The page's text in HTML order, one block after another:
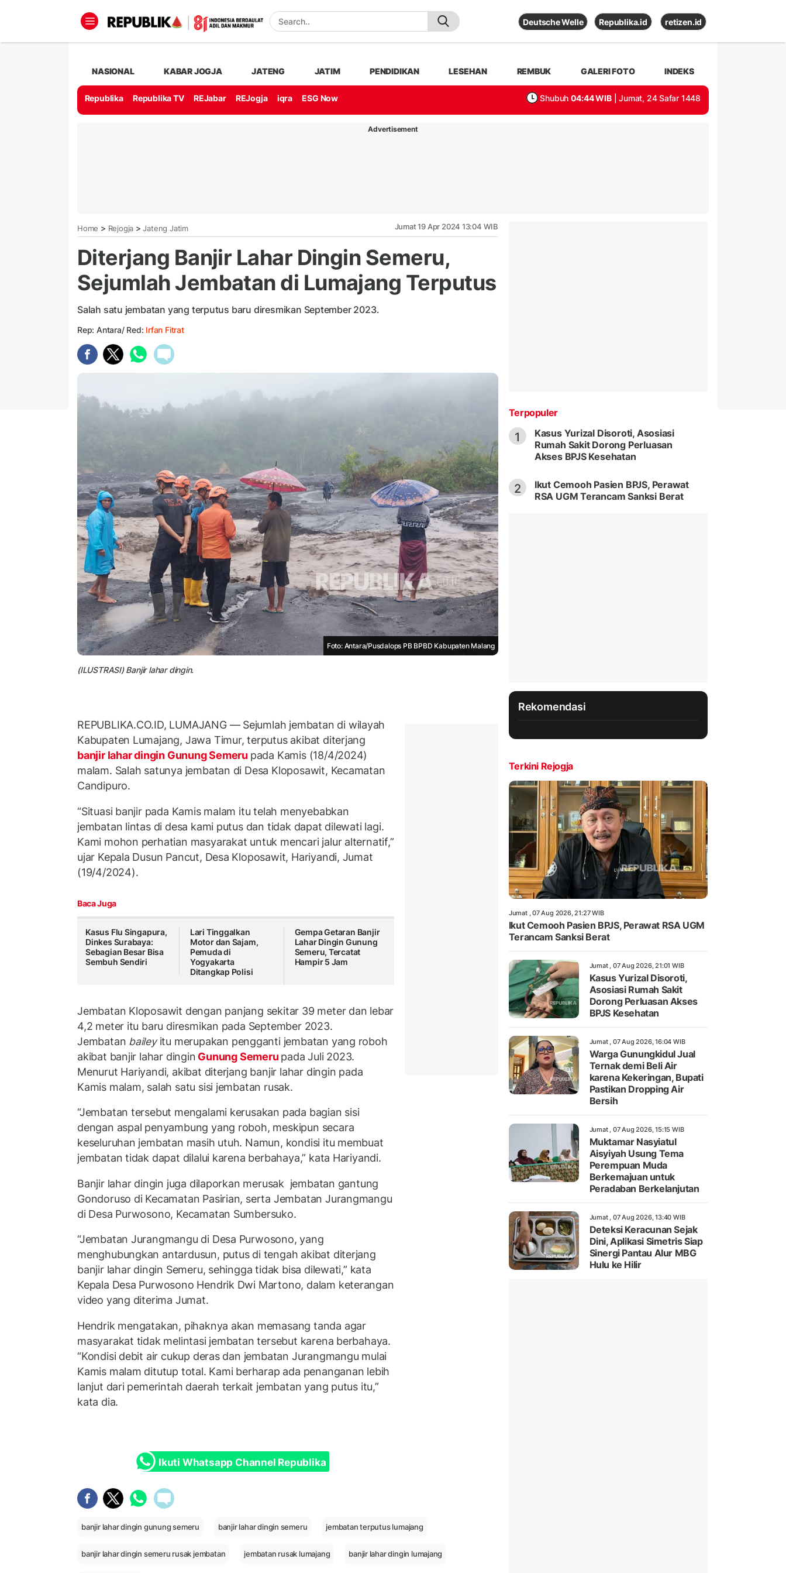
Deutsche Welle Republika.id retizen.id
NASIONAL KABAR JOGJA JATENG JATIM PENDIDIKAN LESEHAN REMBUK GALERI FOTO INDEKS
Republika Republika TV REJabar REJogja iqra ESG Now Shubuh 04:44 WIB | Jumat, 24 Safar 1448
Advertisement
Home > Rejogja > Jateng Jatim Jumat 19 Apr 2024 13:04 WIB
Diterjang Banjir Lahar Dingin Semeru,
Sejumlah Jembatan di Lumajang Terputus
Salah satu jembatan yang terputus baru diresmikan September 2023.
Rep: Antara/ Red: Irfan Fitrat
Foto: Antara/Pusdalops PB BPBD Kabupaten Malang
(ILUSTRASI) Banjir lahar dingin.
REPUBLIKA.CO.ID, LUMAJANG — Sejumlah jembatan di wilayah
Kabupaten Lumajang, Jawa Timur, terputus akibat diterjang
banjir lahar dingin Gunung Semeru pada Kamis (18/4/2024)
malam. Salah satunya jembatan di Desa Kloposawit, Kecamatan
Candipuro.
“Situasi banjir pada Kamis malam itu telah menyebabkan
jembatan lintas di desa kami putus dan tidak dapat dilewati lagi.
Kami mohon perhatian masyarakat untuk mencari jalur alternatif,”
ujar Kepala Dusun Pancut, Desa Kloposawit, Hariyandi, Jumat
(19/4/2024).
Baca Juga
Kasus Flu Singapura,
Dinkes Surabaya:
Sebagian Besar Bisa
Sembuh Sendiri
Lari Tinggalkan
Motor dan Sajam,
Pemuda di
Yogyakarta
Ditangkap Polisi
Gempa Getaran Banjir
Lahar Dingin Gunung
Semeru, Tercatat
Hampir 5 Jam
Jembatan Kloposawit dengan panjang sekitar 39 meter dan lebar
4,2 meter itu baru diresmikan pada September 2023.
Jembatan baileyitu merupakan pengganti jembatan yang roboh
akibat banjir lahar dingin Gunung Semerupada Juli 2023.
Menurut Hariyandi, akibat diterjang banjir lahar dingin pada
Kamis malam, salah satu sisi jembatan rusak.
“Jembatan tersebut mengalami kerusakan pada bagian sisi
dengan aspal penyambung yang roboh, meskipun secara
keseluruhan jembatan masih utuh. Namun, kondisi itu membuat
jembatan tidak dapat dilalui karena berbahaya,” kata Hariyandi.
Banjir lahar dingin juga dilaporkan merusak jembatan gantung
Gondoruso di Kecamatan Pasirian, serta Jembatan Jurangmangu
di Desa Purwosono, Kecamatan Sumbersuko.
“Jembatan Jurangmangu di Desa Purwosono, yang
menghubungkan antardusun, putus di tengah akibat diterjang
banjir lahar dingin Semeru, sehingga tidak bisa dilewati,” kata
Kepala Desa Purwosono Hendrik Dwi Martono, dalam keterangan
video yang diterima Jumat.
Hendrik mengatakan, pihaknya akan memasang tanda agar
masyarakat tidak melintasi jembatan tersebut karena berbahaya.
“Kondisi debit air cukup deras dan jembatan Jurangmangu mulai
Kamis malam ditutup total. Kami berharap ada penanganan lebih
lanjut dari pemerintah daerah terkait jembatan yang putus itu,”
kata dia.
Ikuti Whatsapp Channel Republika
banjir lahar dingin gunung semeru banjir lahar dingin semeru jembatan terputus lumajang
banjir lahar dingin semeru rusak jembatan jembatan rusak lumajang banjir lahar dingin lumajang
Terpopuler
1
Kasus Yurizal Disoroti, Asosiasi
Rumah Sakit Dorong Perluasan
Akses BPJS Kesehatan
2
Ikut Cemooh Pasien BPJS, Perawat
RSA UGM Terancam Sanksi Berat
Rekomendasi
Terkini Rejogja
Jumat , 07 Aug 2026, 21:27 WIB
Ikut Cemooh Pasien BPJS, Perawat RSA UGM
Terancam Sanksi Berat
Jumat , 07 Aug 2026, 21:01 WIB
Kasus Yurizal Disoroti,
Asosiasi Rumah Sakit
Dorong Perluasan Akses
BPJS Kesehatan
Jumat , 07 Aug 2026, 16:04 WIB
Warga Gunungkidul Jual
Ternak demi Beli Air
karena Kekeringan, Bupati
Pastikan Dropping Air
Bersih
Jumat , 07 Aug 2026, 15:15 WIB
Muktamar Nasyiatul
Aisyiyah Usung Tema
Perempuan Muda
Berkemajuan untuk
Peradaban Berkelanjutan
Jumat , 07 Aug 2026, 13:40 WIB
Deteksi Keracunan Sejak
Dini, Aplikasi Simetris Siap
Sinergi Pantau Alur MBG
Hulu ke Hilir